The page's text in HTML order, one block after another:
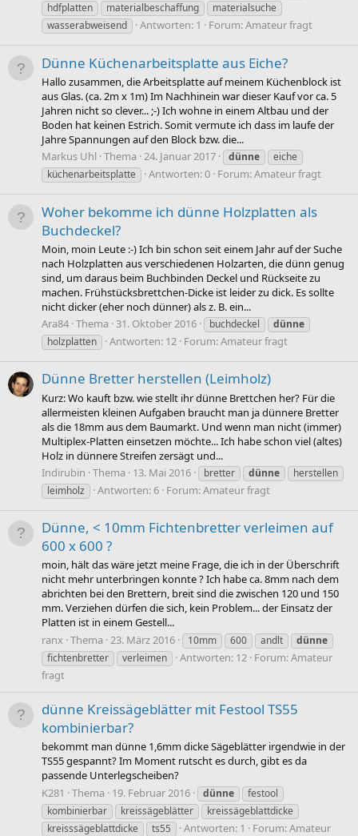
hdfplatten
materialbeschaffung
materialsuche
wasserabweisend
Antworten: 1 Forum:Amateur fragt
Dünne Küchenarbeitsplatte aus Eiche?
Hallo zusammen, die Arbeitsplatte auf meinem Küchenblock ist
aus Glas. (ca. 2m x 1m) Im Nachhinein war dieser Kauf vor ca. 5
Jahren nicht so clever... ;-) Ich wohne in einem Altbau und der
Boden hat keinen Estrich. Somit vermute ich dass im laufe der
Jahre Spannungen auf den Block bzw. die...
Markus Uhl Thema 24. Januar 2017 dünne
eiche
küchenarbeitsplatte
Antworten: 0 Forum:Amateur fragt
Woher bekomme ich dünne Holzplatten als
Buchdeckel?
Moin, moin Leute :-) Ich bin schon seit einem Jahr auf der Suche
nach Holzplatten aus verschiedenen Holzarten, die dünn genug
sind, um daraus beim Buchbinden Deckel und Rückseite zu
machen. Frühstücksbrettchen-Dicke ist leider zu dick. Es sollte
nicht dicker (eher noch dünner) als z. B. ein...
Ara84 Thema 31. Oktober 2016 buchdeckel
dünne
holzplatten
Antworten: 12 Forum:Amateur fragt
Dünne Bretter herstellen (Leimholz)
Kurz: Wo kauft bzw. wie stellt ihr dünne Brettchen her? Für die
allermeisten kleinen Aufgaben braucht man ja dünnere Bretter
als die 18mm aus dem Baumarkt. Und wenn man nicht (immer)
Multiplex-Platten einsetzen möchte... Ich habe schon viel (altes)
Holz in dünnere Streifen zersägt und...
Indirubin Thema 13. Mai 2016 bretter dünne
herstellen
leimholz
Antworten: 6 Forum:Amateur fragt
Dünne, < 10mm Fichtenbretter verleimen auf
600 x 600 ?
moin, hält das wäre jetzt meine Frage, die ich in der Überschrift
nicht mehr unterbringen konnte ? Ich habe ca. 8mm nach dem
abrichten bei den Brettern, breit sind die zwischen 120 und 150
mm. Verziehen dürfen die sich, kein Problem... der Einsatz der
Platten ist in einem Gestell...
ranx Thema 23. März 2016 10mm 600 andlt
dünne
fichtenbretter
verleimen Antworten: 12 Forum:Amateur
fragt
dünne Kreissägeblätter mit Festool TS55
kombinierbar?
bekommt man dünne 1,6mm dicke Sägeblätter irgendwie in der
TS55 gespannt? Im Moment rutscht es durch, gibt es da
passende Unterlegscheiben?
K281
Thema 19. Februar 2016 dünne
festool
kombinierbar
kreissägeblätter
kreissägeblattdicke
kreisssägeblattdicke
ts55 Antworten: 1 Forum:Amateur